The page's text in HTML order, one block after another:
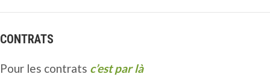
CONTRATS
Pour les contrats c’est par là